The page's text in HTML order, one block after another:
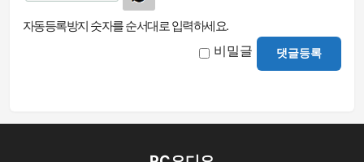
자동등록방지 숫자를 순서대로 입력하세요.
비밀글 댓글등록